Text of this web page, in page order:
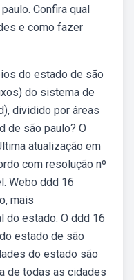
Confira qual
e como fazer
do estado de são
do sistema de
dividido por áreas
de são paulo? O
atualização em
com resolução nº
Webo ddd 16
mais
do estado. O ddd 16
estado de são
do estado são
de todas as cidades